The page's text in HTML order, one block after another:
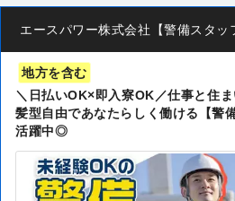
エースパワー株式会社【警備スタ
地方を含む
＼日払いOK×即入寮OK／仕事と住
髪型自由であなたらしく働ける【警
活躍中◎